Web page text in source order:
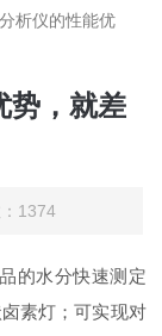
析仪的性能优
势，就差
1374
的水分快速测定
素灯；可实现对